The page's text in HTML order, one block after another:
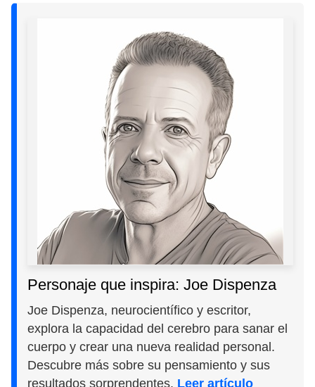
Personaje que inspira: Joe Dispenza
Joe Dispenza, neurocientífico y escritor,
explora la capacidad del cerebro para sanar el
cuerpo y crear una nueva realidad personal.
Descubre más sobre su pensamiento y sus
resultados sorprendentes. Leer artículo